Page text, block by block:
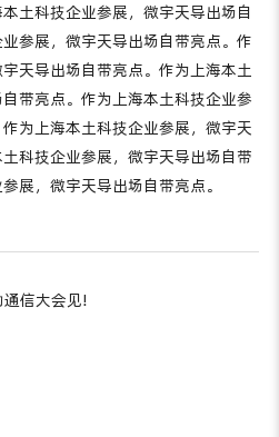
土科技企业参展，微宇天导出场自
参展，微宇天导出场自带亮点。作
天导出场自带亮点。作为上海本土
带亮点。作为上海本土科技企业参
为上海本土科技企业参展，微宇天
科技企业参展，微宇天导出场自带
展，微宇天导出场自带亮点。
信大会见!